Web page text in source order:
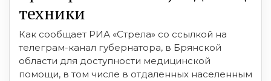
техники
Как сообщает РИА «Стрела» со ссылкой на
телеграм-канал губернатора, в Брянской
области для доступности медицинской
помощи, в том числе в отдаленных населенным